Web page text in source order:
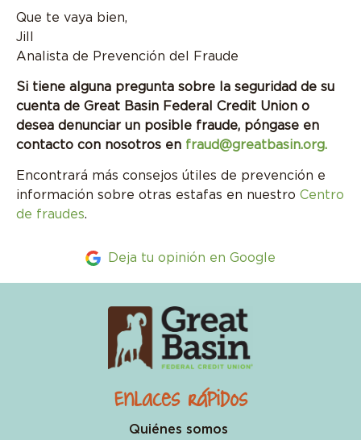
Que te vaya bien,
Jill
Analista de Prevención del Fraude
Si tiene alguna pregunta sobre la seguridad de su
cuenta de Great Basin Federal Credit Union o
desea denunciar un posible fraude, póngase en
contacto con nosotros en fraud@greatbasin.org.
Encontrará más consejos útiles de prevención e
información sobre otras estafas en nuestro Centro
de fraudes.
Deja tu opinión en Google
Enlaces rápidos
Quiénes somos